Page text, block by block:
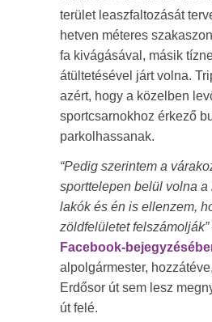
terület leaszfaltozását
hetven méteres
fa kivágásával, másik
átültetésével járt volna.
azért, hogy a közelben
sportcsarnokhoz érkező
parkolhassanak.
“Pedig szerintem a
sporttelepen belül volna a
lakók és én is ellenzem,
zöldfelületet felszámolják”
Facebook-
alpolgármester,
Erdősor út sem lesz
út felé.